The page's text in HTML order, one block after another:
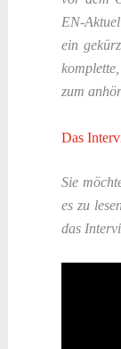
EN-
ein
zum
Das
Sie
es zu
das